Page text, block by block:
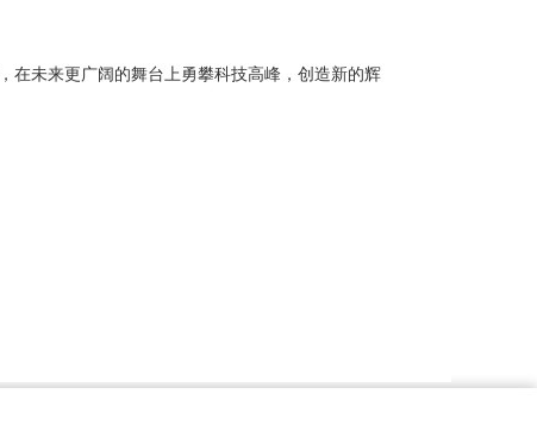
在未来更广阔的舞台上勇攀科技高峰，创造新的辉